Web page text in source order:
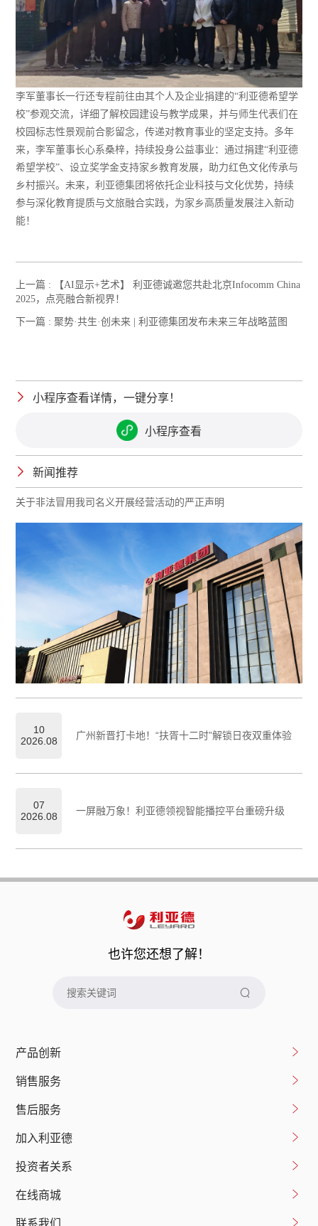
李军董事长一行还专程前往由其个人及企业捐建的“利亚德希望学
校”参观交流，详细了解校园建设与教学成果，并与师生代表们在
校园标志性景观前合影留念，传递对教育事业的坚定支持。多年
来，李军董事长心系桑梓，持续投身公益事业：通过捐建“利亚德
希望学校”、设立奖学金支持家乡教育发展，助力红色文化传承与
乡村振兴。未来，利亚德集团将依托企业科技与文化优势，持续
参与深化教育提质与文旅融合实践，为家乡高质量发展注入新动
能！
上一篇 :
【AI显示+艺术】 利亚德诚邀您共赴北京Infocomm China
2025，点亮融合新视界！
下一篇 :聚势·共生·创未来 | 利亚德集团发布未来三年战略蓝图
小程序查看详情，一键分享！
小程序查看
新闻推荐
关于非法冒用我司名义开展经营活动的严正声明
10
2026.08
广州新晋打卡地！“扶胥十二时”解锁日夜双重体验
07
2026.08
一屏融万象！利亚德领视智能播控平台重磅升级
也许您还想了解！
产品创新
销售服务
售后服务
加入利亚德
投资者关系
在线商城
联系我们